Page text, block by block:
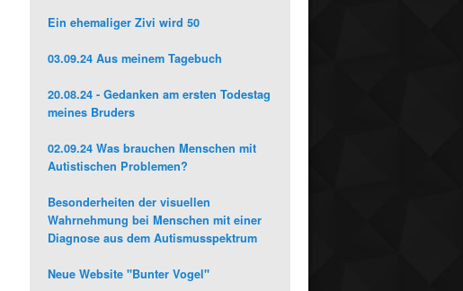
Ein ehemaliger Zivi wird 50
03.09.24 Aus meinem Tagebuch
20.08.24 - Gedanken am ersten Todestag
meines Bruders
02.09.24 Was brauchen Menschen mit
Autistischen Problemen?
Besonderheiten der visuellen
Wahrnehmung bei Menschen mit einer
Diagnose aus dem Autismusspektrum
Neue Website "Bunter Vogel"